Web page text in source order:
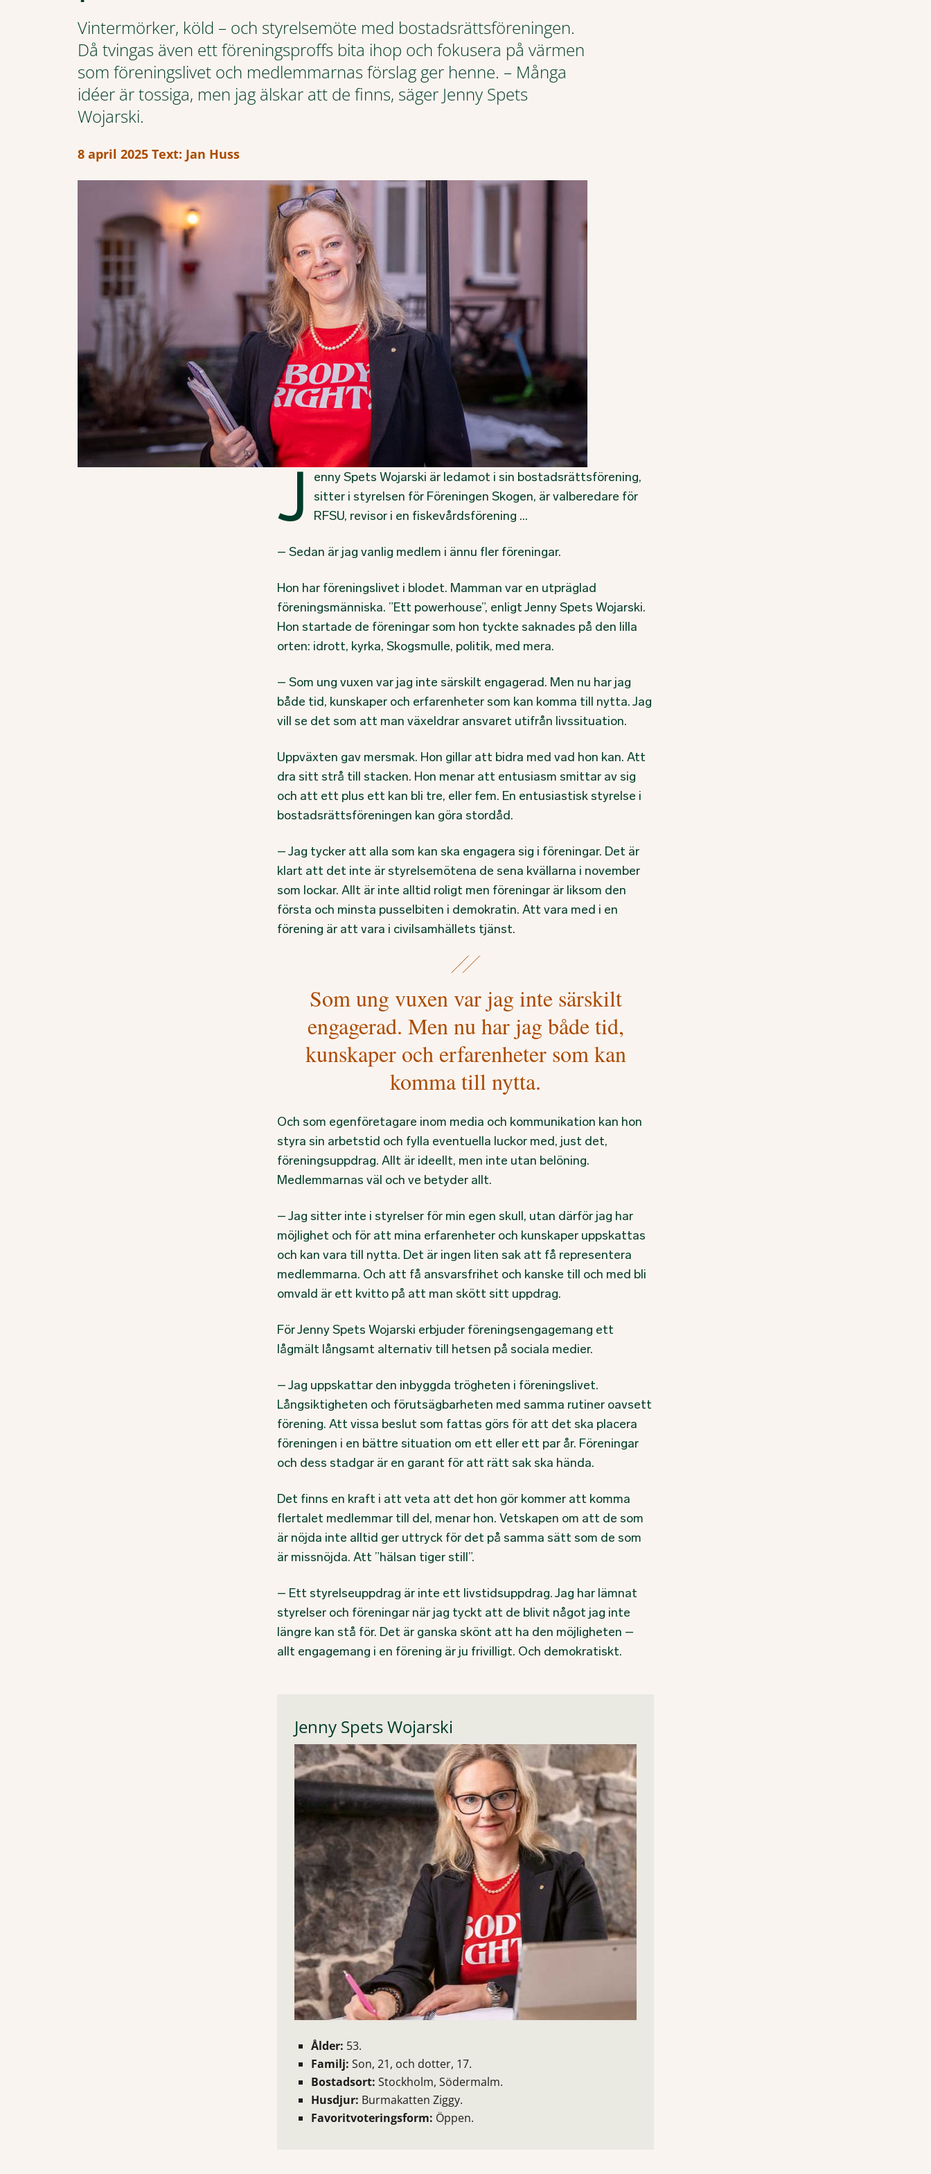
Vintermörker, köld – och styrelsemöte med bostadsrättsföreningen.
Då tvingas även ett föreningsproffs bita ihop och fokusera på värmen
som föreningslivet och medlemmarnas förslag ger henne. – Många
idéer är tossiga, men jag älskar att de finns, säger Jenny Spets
Wojarski.
8 april 2025 Text: Jan Huss
J
enny Spets Wojarski är ledamot i sin bostadsrättsförening,
sitter i styrelsen för Föreningen Skogen, är valberedare för
RFSU, revisor i en fiskevårdsförening …
– Sedan är jag vanlig medlem i ännu fler föreningar.
Hon har föreningslivet i blodet. Mamman var en utpräglad
föreningsmänniska. ”Ett powerhouse”, enligt Jenny Spets Wojarski.
Hon startade de föreningar som hon tyckte saknades på den lilla
orten: idrott, kyrka, Skogsmulle, politik, med mera.
– Som ung vuxen var jag inte särskilt engagerad. Men nu har jag
både tid, kunskaper och erfarenheter som kan komma till nytta. Jag
vill se det som att man växeldrar ansvaret utifrån livssituation.
Uppväxten gav mersmak. Hon gillar att bidra med vad hon kan. Att
dra sitt strå till stacken. Hon menar att entusiasm smittar av sig
och att ett plus ett kan bli tre, eller fem. En entusiastisk styrelse i
bostadsrättsföreningen kan göra stordåd.
– Jag tycker att alla som kan ska engagera sig i föreningar. Det är
klart att det inte är styrelsemötena de sena kvällarna i november
som lockar. Allt är inte alltid roligt men föreningar är liksom den
första och minsta pusselbiten i demokratin. Att vara med i en
förening är att vara i civilsamhällets tjänst.
Som ung vuxen var jag inte särskilt
engagerad. Men nu har jag både tid,
kunskaper och erfarenheter som kan
komma till nytta.
Och som egenföretagare inom media och kommunikation kan hon
styra sin arbetstid och fylla eventuella luckor med, just det,
föreningsuppdrag. Allt är ideellt, men inte utan belöning.
Medlemmarnas väl och ve betyder allt.
– Jag sitter inte i styrelser för min egen skull, utan därför jag har
möjlighet och för att mina erfarenheter och kunskaper uppskattas
och kan vara till nytta. Det är ingen liten sak att få representera
medlemmarna. Och att få ansvarsfrihet och kanske till och med bli
omvald är ett kvitto på att man skött sitt uppdrag.
För Jenny Spets Wojarski erbjuder föreningsengagemang ett
lågmält långsamt alternativ till hetsen på sociala medier.
– Jag uppskattar den inbyggda trögheten i föreningslivet.
Långsiktigheten och förutsägbarheten med samma rutiner oavsett
förening. Att vissa beslut som fattas görs för att det ska placera
föreningen i en bättre situation om ett eller ett par år. Föreningar
och dess stadgar är en garant för att rätt sak ska hända.
Det finns en kraft i att veta att det hon gör kommer att komma
flertalet medlemmar till del, menar hon. Vetskapen om att de som
är nöjda inte alltid ger uttryck för det på samma sätt som de som
är missnöjda. Att ”hälsan tiger still”.
– Ett styrelseuppdrag är inte ett livstidsuppdrag. Jag har lämnat
styrelser och föreningar när jag tyckt att de blivit något jag inte
längre kan stå för. Det är ganska skönt att ha den möjligheten –
allt engagemang i en förening är ju frivilligt. Och demokratiskt.
Jenny Spets Wojarski
Ålder: 53.
Familj: Son, 21, och dotter, 17.
Bostadsort: Stockholm, Södermalm.
Husdjur: Burmakatten Ziggy.
Favoritvoteringsform: Öppen.